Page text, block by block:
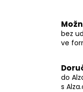
bez
ve
do
s